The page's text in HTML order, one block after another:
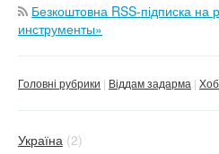
Безкоштовна RSS-підписка на
инструменты»
Головні рубрики Віддам задарма
Україна (2)